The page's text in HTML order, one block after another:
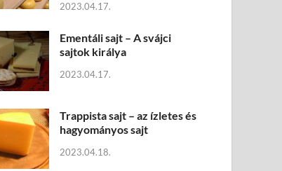
2023.04.17.
Ementáli sajt – A svájci
sajtok királya
2023.04.17.
Trappista sajt – az ízletes és
hagyományos sajt
2023.04.18.